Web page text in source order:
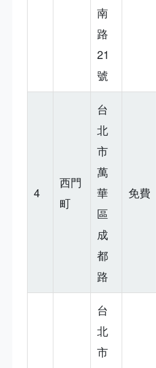
南
路
21
號
4
西門
町
台
北
市
萬
華
區
成
都
路
免費
台
北
市